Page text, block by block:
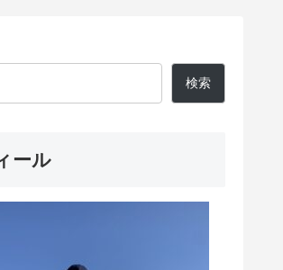
検索
ール